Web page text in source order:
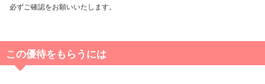
必ずご確認をお願いいたします。
この優待をもらうには